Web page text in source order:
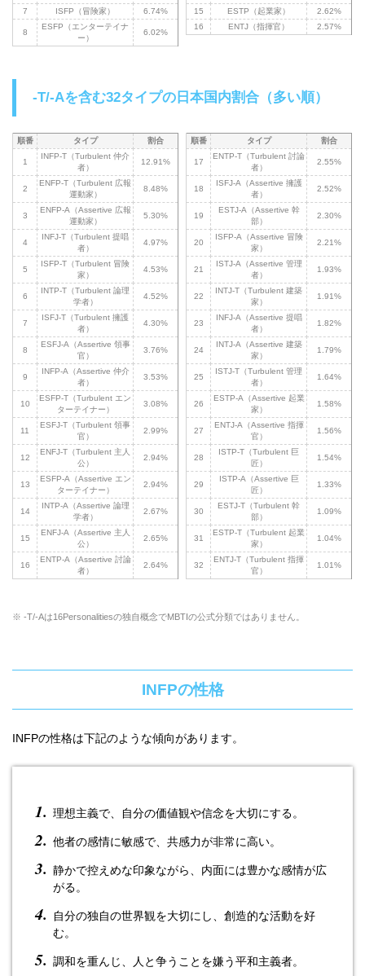
7 ISFP（冒険家） 6.74%
8
ESFP（エンターテイナ
ー）
6.02%
15 ESTP（起業家）
2.62%
16
ENTJ（指揮官） 2.57%
-T/-Aを含む32タイプの日本国内割合（多い順）
順番 タイプ 割合
1
INFP-T（Turbulent 仲介
者）
12.91%
2
ENFP-T（Turbulent 広報
運動家）
8.48%
3
ENFP-A（Assertive 広報
運動家）
5.30%
4
INFJ-T（Turbulent 提唱
者）
4.97%
5
ISFP-T（Turbulent 冒険
家）
4.53%
6
INTP-T（Turbulent 論理
学者）
4.52%
7
ISFJ-T（Turbulent 擁護
者）
4.30%
8
ESFJ-A（Assertive 領事
官）
3.76%
9
INFP-A（Assertive 仲介
者）
3.53%
10
ESFP-T（Turbulent エン
ターテイナー）
3.08%
11
ESFJ-T（Turbulent 領事
官）
2.99%
12
ENFJ-T（Turbulent 主人
公）
2.94%
13
ESFP-A（Assertive エン
ターテイナー）
2.94%
14
INTP-A（Assertive 論理
学者）
2.67%
15
ENFJ-A（Assertive 主人
公）
2.65%
16
ENTP-A（Assertive 討論
者）
2.64%
順番 タイプ 割合
17
ENTP-T（Turbulent 討論
者）
2.55%
18
ISFJ-A（Assertive 擁護
者）
2.52%
19
ESTJ-A（Assertive 幹
部）
2.30%
20
ISFP-A（Assertive 冒険
家）
2.21%
21
ISTJ-A（Assertive 管理
者）
1.93%
22
INTJ-T（Turbulent 建築
家）
1.91%
23
INFJ-A（Assertive 提唱
者）
1.82%
24
INTJ-A（Assertive 建築
家）
1.79%
25
ISTJ-T（Turbulent 管理
者）
1.64%
26
ESTP-A（Assertive 起業
家）
1.58%
27
ENTJ-A（Assertive 指揮
官）
1.56%
28
ISTP-T（Turbulent 巨
匠）
1.54%
29
ISTP-A（Assertive 巨
匠）
1.33%
30
ESTJ-T（Turbulent 幹
部）
1.09%
31
ESTP-T（Turbulent 起業
家）
1.04%
32
ENTJ-T（Turbulent 指揮
官）
1.01%
※ -T/-Aは16Personalitiesの独自概念でMBTIの公式分類ではありません。
INFPの性格
INFPの性格は下記のような傾向があります。
理想主義で、自分の価値観や信念を大切にする。
他者の感情に敏感で、共感力が非常に高い。
静かで控えめな印象ながら、内面には豊かな感情が広
がる。
自分の独自の世界観を大切にし、創造的な活動を好
む。
調和を重んじ、人と争うことを嫌う平和主義者。